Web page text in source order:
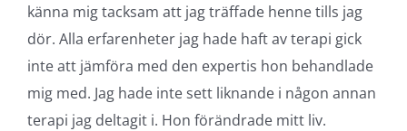
känna mig tacksam att jag träffade henne tills jag
dör. Alla erfarenheter jag hade haft av terapi gick
inte att jämföra med den expertis hon behandlade
mig med. Jag hade inte sett liknande i någon annan
terapi jag deltagit i. Hon förändrade mitt liv.